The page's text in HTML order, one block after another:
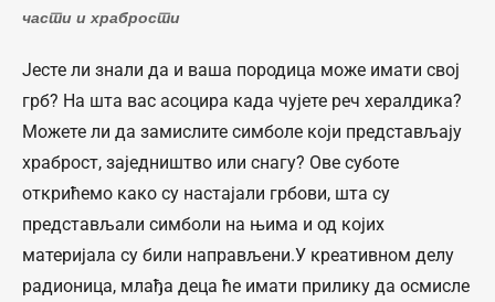
части и храбрости
Јесте ли знали да и ваша породица може имати свој
грб? На шта вас асоцира када чујете реч хералдика?
Можете ли да замислите симболе који представљају
храброст, заједништво или снагу? Ове суботе
открићемо како су настајали грбови, шта су
представљали симболи на њима и од којих
материјала су били направљени.У креативном делу
радионица, млађа деца ће имати прилику да осмисле